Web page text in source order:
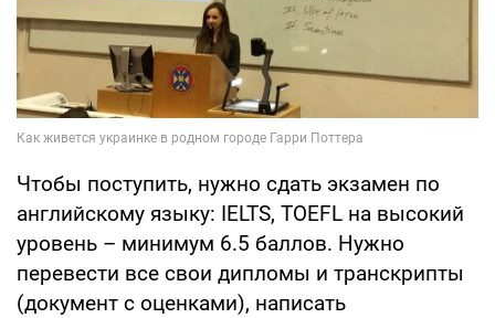
Чтобы поступить, нужно сдать экзамен по
английскому языку: IELTS, TOEFL на высокий
уровень – минимум 6.5 баллов. Нужно
перевести все свои дипломы и транскрипты
(документ с оценками), написать